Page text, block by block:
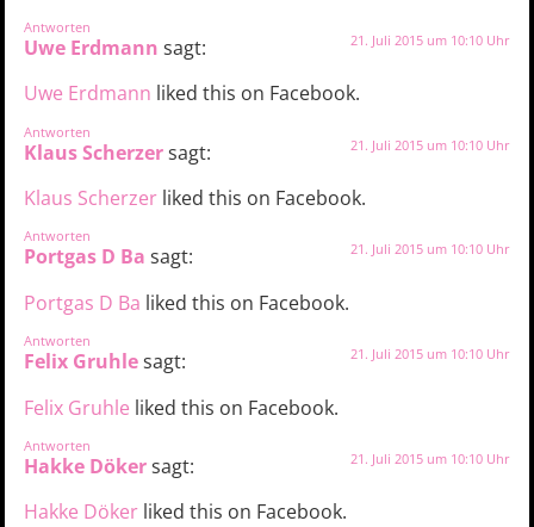
Antworten
Uwe Erdmann sagt: 21. Juli 2015 um 10:10 Uhr
Uwe Erdmann liked this on Facebook.
Antworten
Klaus Scherzersagt: 21. Juli 2015 um 10:10 Uhr
Klaus Scherzer liked this on Facebook.
Antworten
Portgas D Ba sagt: 21. Juli 2015 um 10:10 Uhr
Portgas D Ba liked this on Facebook.
Antworten
Felix Gruhlesagt: 21. Juli 2015 um 10:10 Uhr
Felix Gruhle liked this on Facebook.
Antworten
Hakke Dökersagt: 21. Juli 2015 um 10:10 Uhr
Hakke Döker liked this on Facebook.